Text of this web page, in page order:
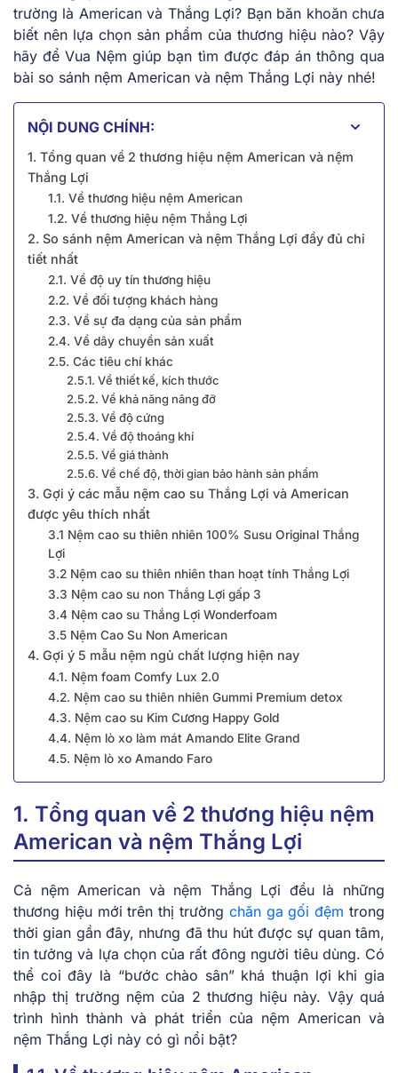
trường là American và Thắng Lợi? Bạn băn khoăn chưa
biết nên lựa chọn sản phẩm của thương hiệu nào? Vậy
hãy để Vua Nệm giúp bạn tìm được đáp án thông qua
bài so sánh nệm American và nệm Thắng Lợi này nhé!
NỘI DUNG CHÍNH:
1. Tổng quan về 2 thương hiệu nệm American và nệm
Thắng Lợi
1.1. Về thương hiệu nệm American
1.2. Về thương hiệu nệm Thắng Lợi
2. So sánh nệm American và nệm Thắng Lợi đầy đủ chi
tiết nhất
2.1. Về độ uy tín thương hiệu
2.2. Về đối tượng khách hàng
2.3. Về sự đa dạng của sản phẩm
2.4. Về dây chuyền sản xuất
2.5. Các tiêu chí khác
2.5.1. Về thiết kế, kích thước
2.5.2. Về khả năng nâng đỡ
2.5.3. Về độ cứng
2.5.4. Về độ thoáng khí
2.5.5. Về giá thành
2.5.6. Về chế độ, thời gian bảo hành sản phẩm
3. Gợi ý các mẫu nệm cao su Thắng Lợi và American
được yêu thích nhất
3.1 Nệm cao su thiên nhiên 100% Susu Original Thắng
Lợi
3.2 Nệm cao su thiên nhiên than hoạt tính Thắng Lợi
3.3 Nệm cao su non Thắng Lợi gấp 3
3.4 Nệm cao su Thắng Lợi Wonderfoam
3.5 Nệm Cao Su Non American
4. Gợi ý 5 mẫu nệm ngủ chất lượng hiện nay
4.1. Nệm foam Comfy Lux 2.0
4.2. Nệm cao su thiên nhiên Gummi Premium detox
4.3. Nệm cao su Kim Cương Happy Gold
4.4. Nệm lò xo làm mát Amando Elite Grand
4.5. Nệm lò xo Amando Faro
1. Tổng quan về 2 thương hiệu nệm
American và nệm Thắng Lợi
Cả nệm American và nệm Thắng Lợi đều là những
thương hiệu mới trên thị trường chăn ga gối đệm trong
thời gian gần đây, nhưng đã thu hút được sự quan tâm,
tin tưởng và lựa chọn của rất đông người tiêu dùng. Có
thể coi đây là “bước chào sân” khá thuận lợi khi gia
nhập thị trường nệm của 2 thương hiệu này. Vậy quá
trình hình thành và phát triển của nệm American và
nệm Thắng Lợi này có gì nổi bật?